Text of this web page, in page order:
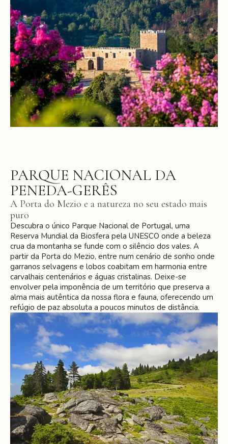
PARQUE NACIONAL DA
PENEDA-GERÊS
A Porta do Mezio e a natureza no seu estado mais
puro
Descubra o único Parque Nacional de Portugal, uma
Reserva Mundial da Biosfera pela UNESCO onde a beleza
crua da montanha se funde com o silêncio dos vales. A
partir da Porta do Mezio, entre num cenário de sonho onde
garranos selvagens e lobos coabitam em harmonia entre
carvalhais centenários e águas cristalinas. Deixe-se
envolver pela imponência de um território que preserva a
alma mais autêntica da nossa flora e fauna, oferecendo um
refúgio de paz absoluta a poucos minutos de distância.